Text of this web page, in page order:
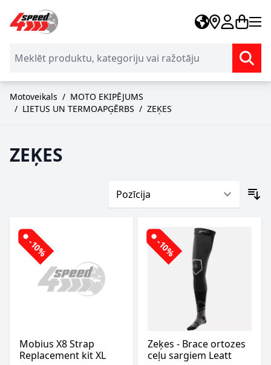
Skip to Content
Motoveikals / MOTO EKIPĒJUMS
/ LIETUS UN TERMOAPĢĒRBS / ZEĶES
ZEĶES
-10%
Mobius X8 Strap
Replacement kit XL
-10%
Zeķes - Brace ortozes
ceļu sargiem Leatt